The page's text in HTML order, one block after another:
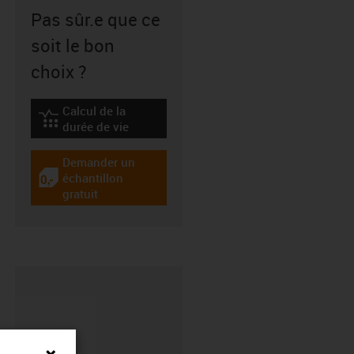
Pas sûr.e que ce
soit le bon
choix ?
igus-icon-lebensdauerrechner
Calcul de la
durée de vie
igus-icon-gratismuster
Demander un
échantillon
gratuit